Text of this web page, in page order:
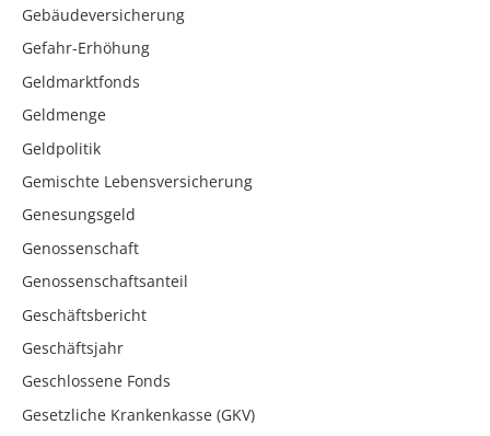
Gebäudeversicherung
Gefahr-Erhöhung
Geldmarktfonds
Geldmenge
Geldpolitik
Gemischte Lebensversicherung
Genesungsgeld
Genossenschaft
Genossenschaftsanteil
Geschäftsbericht
Geschäftsjahr
Geschlossene Fonds
Gesetzliche Krankenkasse (GKV)